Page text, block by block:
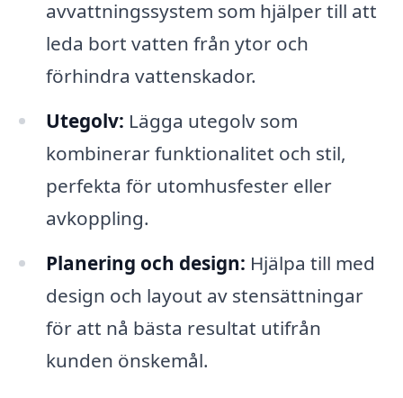
avvattningssystem som hjälper till att
leda bort vatten från ytor och
förhindra vattenskador.
Utegolv: Lägga utegolv som
kombinerar funktionalitet och stil,
perfekta för utomhusfester eller
avkoppling.
Planering och design: Hjälpa till med
design och layout av stensättningar
för att nå bästa resultat utifrån
kunden önskemål.